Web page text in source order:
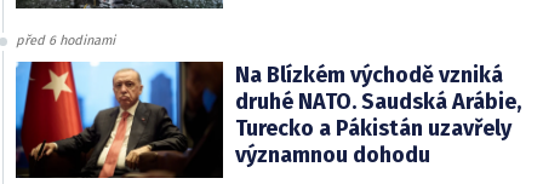
před 6 hodinami
Na Blízkém východě vzniká
druhé NATO. Saudská Arábie,
Turecko a Pákistán uzavřely
významnou dohodu